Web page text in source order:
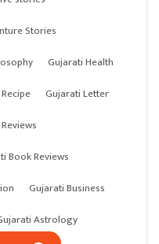
Stories
Gujarati Health
Gujarati Letter
Book Reviews
Gujarati Business
Astrology